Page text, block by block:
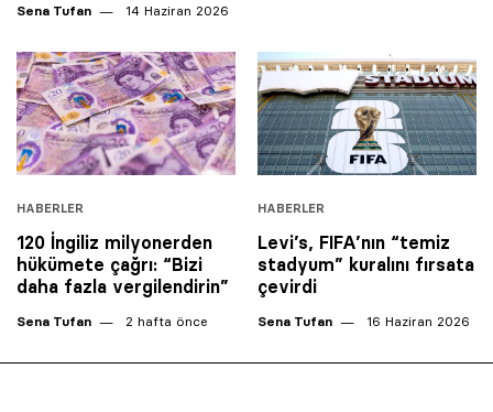
Sena Tufan 14 Haziran 2026
HABERLER
120 İngiliz milyonerden
hükümete çağrı: “Bizi
daha fazla vergilendirin”
Sena Tufan 2 hafta önce
HABERLER
Levi’s, FIFA’nın “temiz
stadyum” kuralını fırsata
çevirdi
Sena Tufan 16 Haziran 2026